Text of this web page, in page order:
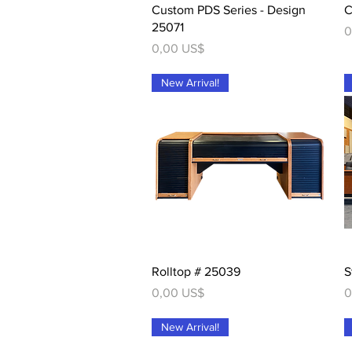
Vista rápida
Custom PDS Series - Design
25071
Precio
0,00 US$
Vista rápida
New Arrival!
Rolltop # 25039
Precio
0,00 US$
New Arrival!